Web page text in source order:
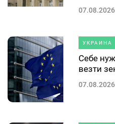
07.08.2026
УКРАИНА
Себе
везти
07.08.2026